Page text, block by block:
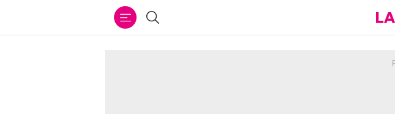
Buscar